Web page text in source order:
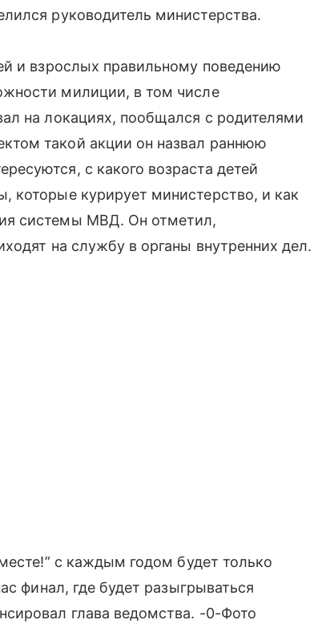
руководитель министерства.
и взрослых правильному поведению
милиции, в том числе
на локациях, пообщался с родителями
такой акции он назвал раннюю
с какого возраста детей
которые курирует министерство, и как
системы МВД. Он отметил,
на службу в органы внутренних дел.
с каждым годом будет только
финал, где будет разыгрываться
глава ведомства. -0-Фото